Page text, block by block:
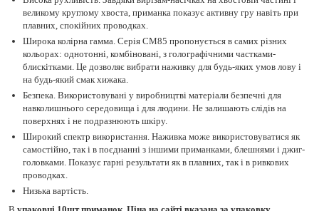
великому круглому хвоста, приманка показує активну гру навіть при
плавних, спокійних проводках.
Широка колірна гамма. Серія СМ85 пропонується в самих різних
кольорах: однотонні, комбіновані, з голографічними частками-
блискітками. Це дозволяє вибрати наживку для будь-яких умов лову і
на будь-який смак хижака.
Безпека. Використовувані у виробництві матеріали безпечні для
навколишнього середовища і для людини. Не залишають слідів на
поверхнях і не подразнюють шкіру.
Широкий спектр використання. Наживка може використовуватися як
самостійно, так і в поєднанні з іншими приманками, блешнями і джиг-
головками. Показує гарні результати як в плавних, так і в ривкових
проводках.
Низька вартість.